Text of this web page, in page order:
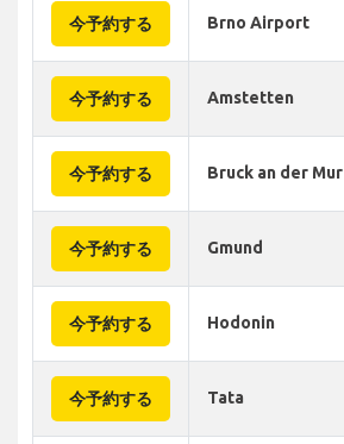
今予約する Brno Airport
今予約する Amstetten
今予約する Bruck an der Mur
今予約する Gmund
今予約する Hodonin
今予約する Tata